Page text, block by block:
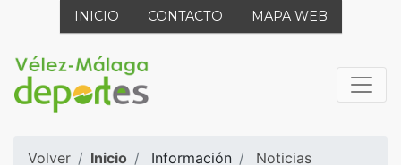
INICIO CONTACTO MAPA WEB
Volver Inicio Información Noticias